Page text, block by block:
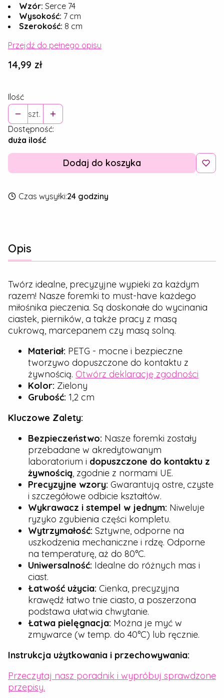
Wzór: Serce 74
Wysokość: 7 cm
Szerokość: 8 cm
Przejdź do pełnego opisu
Cena
14,99 zł
Ilość
szt.
Dostępność:
duża ilość
Dodaj do koszyka
Czas wysyłki:24 godziny
Opis
Twórz idealne, precyzyjne wypieki za każdym
razem! Nasze foremki to must-have każdego
miłośnika pieczenia. Są doskonałe do wycinania
ciastek, pierników, a także pracy z masą
cukrową, marcepanem czy masą solną.
Materiał: PETG - mocne i bezpieczne
tworzywo dopuszczone do kontaktu z
żywnością. Otwórz deklarację zgodności
Kolor: Zielony
Grubość: 1,2 cm
Kluczowe Zalety:
Bezpieczeństwo: Nasze foremki zostały
przebadane w akredytowanym
laboratorium i dopuszczone do kontaktu z
żywnością , zgodnie z normami UE.
Precyzyjne wzory: Gwarantują ostre, czyste
i szczegółowe odbicie kształtów.
Wykrawacz i stempel w jednym: Niweluje
ryzyko zgubienia części kompletu.
Wytrzymałość: Sztywne, odporne na
uszkodzenia mechaniczne i rdzę. Odporne
na temperaturę, aż do 80°C.
Uniwersalność: Idealne do różnych mas i
ciast.
Łatwość użycia: Cienka, precyzyjna
krawędź łatwo tnie ciasto, a poszerzona
podstawa ułatwia chwytanie.
Łatwa pielęgnacja: Można je myć w
zmywarce (w temp. do 40°C) lub ręcznie.
Instrukcja użytkowania i przechowywania:
Przeczytaj nasz poradnik i wypróbuj sprawdzone
przepisy.